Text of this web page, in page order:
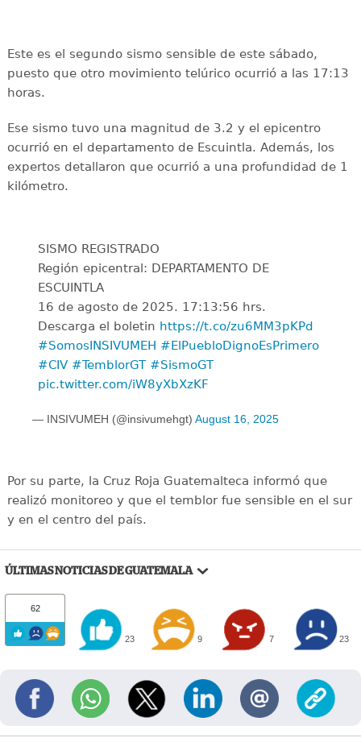
Este es el segundo sismo sensible de este sábado,
puesto que otro movimiento telúrico ocurrió a las 17:13
horas.
Ese sismo tuvo una magnitud de 3.2 y el epicentro
ocurrió en el departamento de Escuintla. Además, los
expertos detallaron que ocurrió a una profundidad de 1
kilómetro.
SISMO REGISTRADO
Región epicentral: DEPARTAMENTO DE
ESCUINTLA
16 de agosto de 2025. 17:13:56 hrs.
Descarga el boletin https://t.co/zu6MM3pKPd
#SomosINSIVUMEH #ElPuebloDignoEsPrimero
#CIV #TemblorGT #SismoGT
pic.twitter.com/iW8yXbXzKF
— INSIVUMEH (@insivumehgt) August 16, 2025
Por su parte, la Cruz Roja Guatemalteca informó que
realizó monitoreo y que el temblor fue sensible en el sur
y en el centro del país.
ÚLTIMAS NOTICIAS DE GUATEMALA
62
23 9 7 23